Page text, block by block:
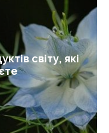
світу, які